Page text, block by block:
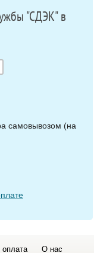
"СДЭК" в
самовывозом (на
оплата О нас